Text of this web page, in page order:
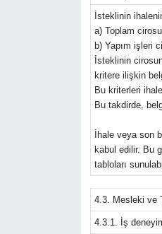
İsteklinin
a) Toplam
b) Yapım işleri
İsteklinin
kritere ilişkin
Bu kriterleri
Bu takdirde,
İhale veya son
kabul edilir. Bu
tabloları
4.3. Mesleki ve
4.3.1. İş